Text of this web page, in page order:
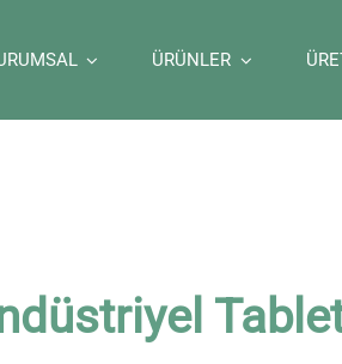
ÜRÜNLER